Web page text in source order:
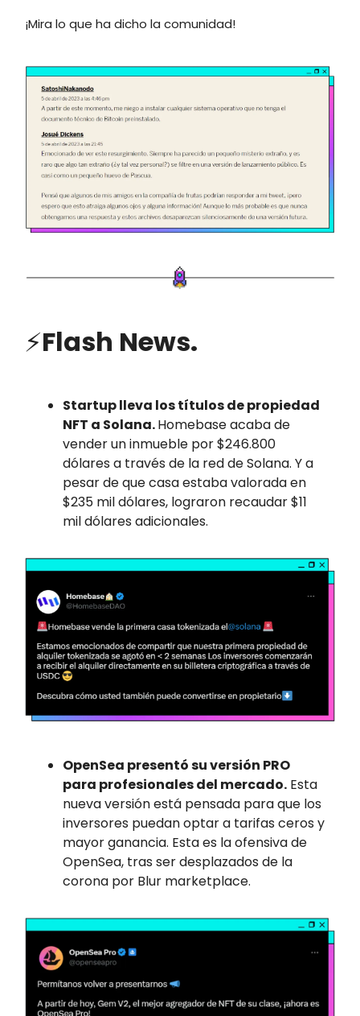
¡Mira lo que ha dicho la comunidad!
⚡Flash News.
Startup lleva los títulos de propiedad
NFT a Solana.Homebase acaba de
vender un inmueble por $246.800
dólares a través de la red de Solana. Y a
pesar de que casa estaba valorada en
$235 mil dólares, lograron recaudar $11
mil dólares adicionales.
OpenSea presentó su versión PRO
para profesionales del mercado. Esta
nueva versión está pensada para que los
inversores puedan optar a tarifas ceros y
mayor ganancia. Esta es la ofensiva de
OpenSea, tras ser desplazados de la
corona por Blur marketplace.